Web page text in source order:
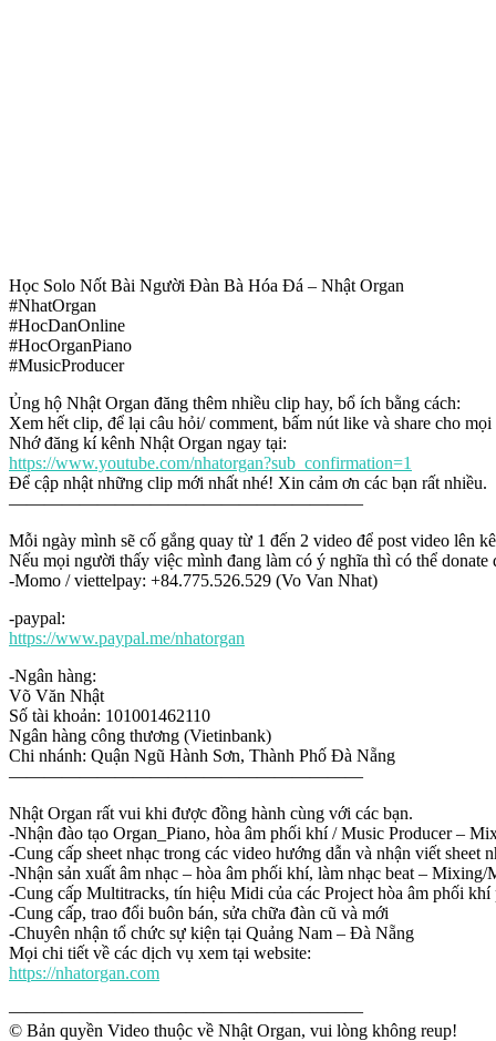
Học Solo Nốt Bài Người Đàn Bà Hóa Đá – Nhật Organ
#NhatOrgan
#HocDanOnline
#HocOrganPiano
#MusicProducer
Ủng hộ Nhật Organ đăng thêm nhiều clip hay, bổ ích bằng cách:
Xem hết clip, để lại câu hỏi/ comment, bấm nút like và share cho
Nhớ đăng kí kênh Nhật Organ ngay tại:
https://www.youtube.com/nhatorgan?sub_confirmation=1
Để cập nhật những clip mới nhất nhé! Xin cảm ơn các bạn rất nhiều.
————————————————————
Mỗi ngày mình sẽ cố gắng quay từ 1 đến 2 video để post video lên
Nếu mọi người thấy việc mình đang làm có ý nghĩa thì có thể donate
-Momo / viettelpay: +84.775.526.529 (Vo Van Nhat)
-paypal:
https://www.paypal.me/nhatorgan
-Ngân hàng:
Võ Văn Nhật
Số tài khoản: 101001462110
Ngân hàng công thương (Vietinbank)
Chi nhánh: Quận Ngũ Hành Sơn, Thành Phố Đà Nẵng
————————————————————
Nhật Organ rất vui khi được đồng hành cùng với các bạn.
-Nhận đào tạo Organ_Piano, hòa âm phối khí / Music Producer –
-Cung cấp sheet nhạc trong các video hướng dẫn và nhận viết sheet
-Nhận sản xuất âm nhạc – hòa âm phối khí, làm nhạc beat – Mixing/
-Cung cấp Multitracks, tín hiệu Midi của các Project hòa âm phối
-Cung cấp, trao đổi buôn bán, sửa chữa đàn cũ và mới
-Chuyên nhận tổ chức sự kiện tại Quảng Nam – Đà Nẵng
Mọi chi tiết về các dịch vụ xem tại website:
https://nhatorgan.com
————————————————————
© Bản quyền Video thuộc về Nhật Organ, vui lòng không reup!